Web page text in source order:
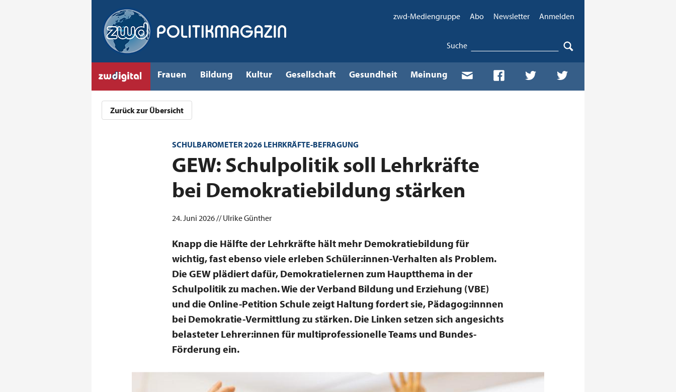
zwd-Mediengruppe Abo Newsletter Anmelden
Suche
Frauen Bildung Kultur Gesellschaft Gesundheit Meinung
Zurück zur Übersicht
SCHULBAROMETER 2026 LEHRKRÄFTE-BEFRAGUNG
GEW: Schulpolitik soll Lehrkräfte
bei Demokratiebildung stärken
24. Juni 2026 // Ulrike Günther
Knapp die Hälfte der Lehrkräfte hält mehr Demokratiebildung für
wichtig, fast ebenso viele erleben Schüler:innen-Verhalten als Problem.
Die GEW plädiert dafür, Demokratielernen zum Hauptthema in der
Schulpolitik zu machen. Wie der Verband Bildung und Erziehung (VBE)
und die Online-Petition Schule zeigt Haltung fordert sie, Pädagog:innnen
bei Demokratie-Vermittlung zu stärken. Die Linken setzen sich angesichts
belasteter Lehrer:innen für multiprofessionelle Teams und Bundes-
Förderung ein.